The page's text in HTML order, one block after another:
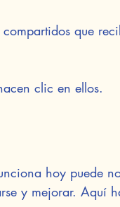
que
clic en ellos.
hoy puede
y mejorar. Aquí